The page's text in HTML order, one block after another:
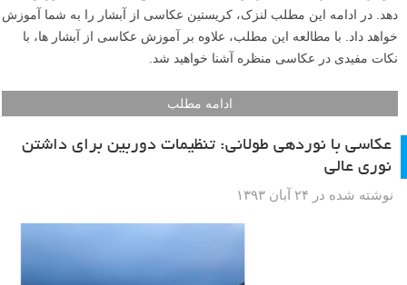
فتومیکروسکوپی (Photomicroscopy) یا عکاسی با میکروسکوپ چیست؟
منحصر به فرد ظاهر جدید و جذابی به خود می گیرند. این جهان
میکروسکوپی است و با وجود این که درست در مقابل شما قرار دارد، به
دلیل مقیاس بسیار کوچک، چشمان شما قادر به مشاهده جزئیات آن نیستند.
فتومیکروسکوپی در ساده ترین شکل خود عکاسی با بزرگنمایی بالاست، که
در عمل شامل استفاده از یک میکروسکوپ برای بزرگنمایی تصاویر و پس از
آن استفاده از یک دوربین برای ثبت تصویر می باشد.